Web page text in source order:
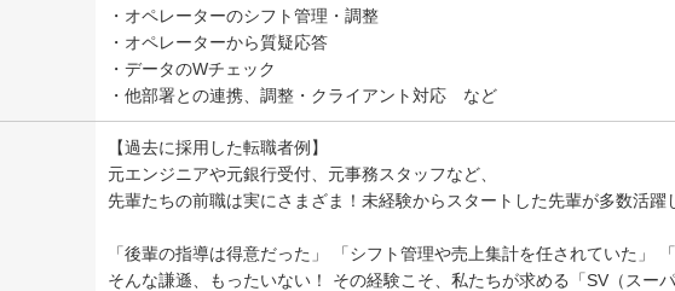
・オペレーターのシフト管理・調整
・オペレーターから質疑応答
・データのWチェック
・他部署との連携、調整・クライアント対応 など
【過去に採用した転職者例】
元エンジニアや元銀行受付、元事務スタッフなど、
先輩たちの前職は実にさまざま！未経験からスタートした先輩が多数活躍
「後輩の指導は得意だった」 「シフト管理や売上集計を任されていた」
そんな謙遜、もったいない！ その経験こそ、私たちが求める「SV（スー